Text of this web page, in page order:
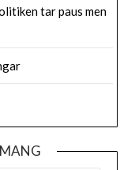
tar paus men